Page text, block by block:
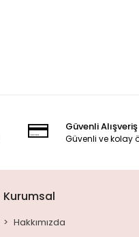
Güvenli Alışveriş
Güvenli ve kolay
Kurumsal
Hakkımızda